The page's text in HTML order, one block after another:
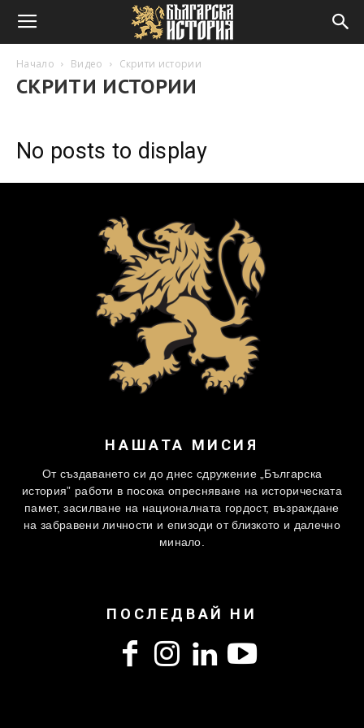
Начало Видео Скрити истории
СКРИТИ ИСТОРИИ
No posts to display
НАШАТА МИСИЯ
От създаването си до днес сдружение „Българска
история” работи в посока опресняване на историческата
памет, засилване на националната гордост, възраждане
на забравени личности и епизоди от близкото и далечно
минало.
ПОСЛЕДВАЙ НИ